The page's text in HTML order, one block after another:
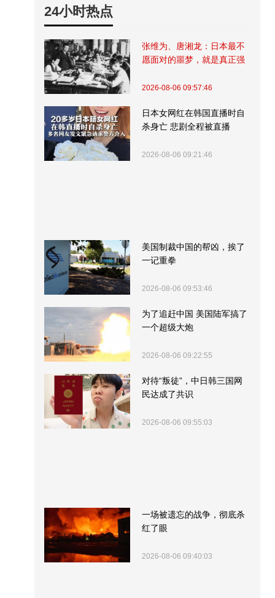
24小时热点
张维为、唐湘龙：日本最不
愿面对的噩梦，就是真正强
2026-08-06 09:57:46
日本女网红在韩国直播时自
杀身亡 悲剧全程被直播
2026-08-06 09:21:46
美国制裁中国的帮凶，挨了
一记重拳
2026-08-06 09:53:46
为了追赶中国 美国陆军搞了
一个超级大炮
2026-08-06 09:22:55
对待“叛徒”，中日韩三国网
民达成了共识
2026-08-06 09:55:03
一场被遗忘的战争，彻底杀
红了眼
2026-08-06 09:40:03